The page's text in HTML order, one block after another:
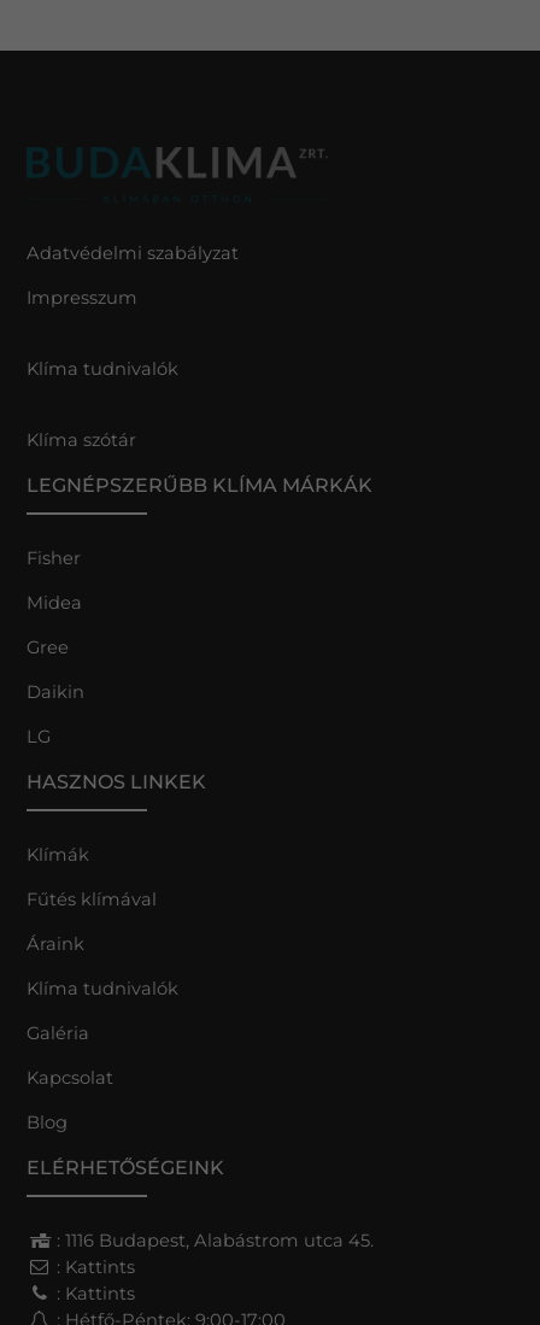
Adatvédelmi szabályzat
Impresszum
Klíma tudnivalók
Klíma szótár
LEGNÉPSZERŰBB KLÍMA MÁRKÁK
Fisher
Midea
Gree
Daikin
LG
HASZNOS LINKEK
Klímák
Fűtés klímával
Áraink
Klíma tudnivalók
Galéria
Kapcsolat
Blog
ELÉRHETŐSÉGEINK
: 1116 Budapest, Alabástrom utca 45.
: Kattints
: Kattints
: Hétfő-Péntek: 9:00-17:00